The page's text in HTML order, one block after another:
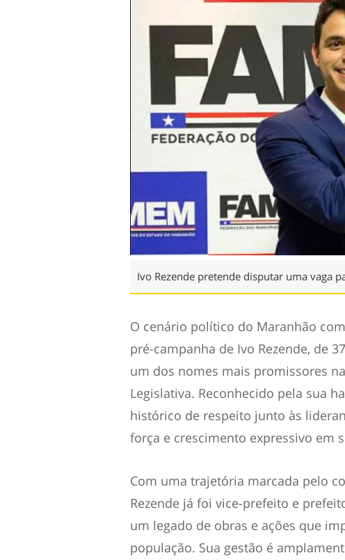
Ivo Rezende pretende disputar uma vaga
O cenário político do Maranhão
pré-campanha de Ivo Rezende, de
um dos nomes mais promissores
Legislativa. Reconhecido pela sua
histórico de respeito junto às
força e crescimento expressivo em
Com uma trajetória marcada pelo
Rezende já foi vice-prefeito e
um legado de obras e ações que
população. Sua gestão é